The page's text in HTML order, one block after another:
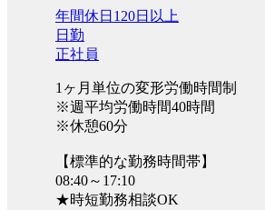
年間休日120日以上
日勤
正社員
1ヶ月単位の変形労働時間制
※週平均労働時間40時間
※休憩60分
【標準的な勤務時間帯】
08:40～17:10
★時短勤務相談OK